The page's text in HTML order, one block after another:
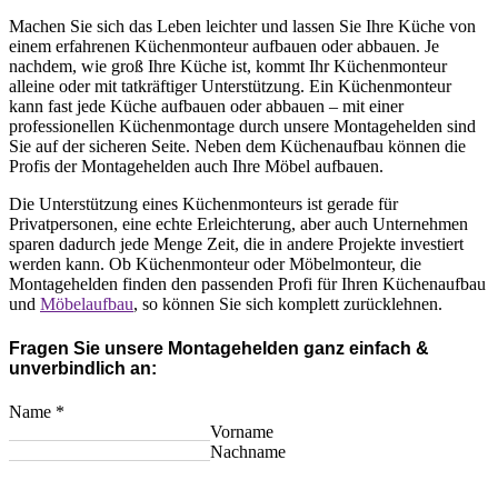
Machen Sie sich das Leben leichter und lassen Sie Ihre Küche von
einem erfahrenen Küchenmonteur aufbauen oder abbauen. Je
nachdem, wie groß Ihre Küche ist, kommt Ihr Küchenmonteur
alleine oder mit tatkräftiger Unterstützung. Ein Küchenmonteur
kann fast jede Küche aufbauen oder abbauen – mit einer
professionellen Küchenmontage durch unsere Montagehelden sind
Sie auf der sicheren Seite. Neben dem Küchenaufbau können die
Profis der Montagehelden auch Ihre Möbel aufbauen.
Die Unterstützung eines Küchenmonteurs ist gerade für
Privatpersonen, eine echte Erleichterung, aber auch Unternehmen
sparen dadurch jede Menge Zeit, die in andere Projekte investiert
werden kann. Ob Küchenmonteur oder Möbelmonteur, die
Montagehelden finden den passenden Profi für Ihren Küchenaufbau
und Möbelaufbau, so können Sie sich komplett zurücklehnen.
Fragen Sie unsere Montagehelden ganz einfach &
unverbindlich an:
Name *
Vorname
Nachname